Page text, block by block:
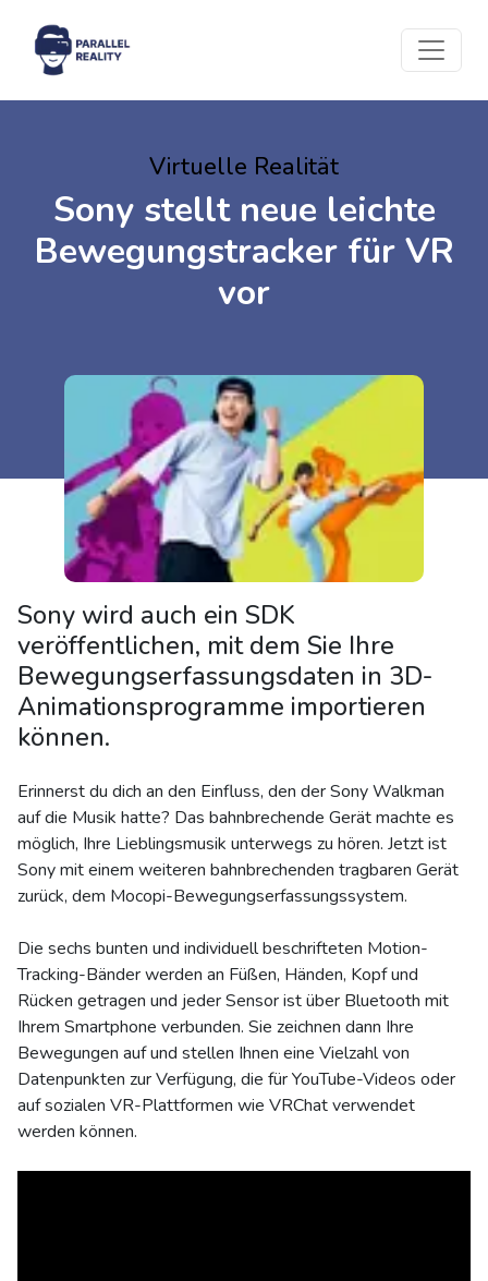
Virtuelle Realität
Sony stellt neue leichte
Bewegungstracker für VR
vor
Sony wird auch ein SDK
veröffentlichen, mit dem Sie Ihre
Bewegungserfassungsdaten in 3D-
Animationsprogramme importieren
können.
Erinnerst du dich an den Einfluss, den der Sony Walkman
auf die Musik hatte? Das bahnbrechende Gerät machte es
möglich, Ihre Lieblingsmusik unterwegs zu hören. Jetzt ist
Sony mit einem weiteren bahnbrechenden tragbaren Gerät
zurück, dem Mocopi-Bewegungserfassungssystem.
Die sechs bunten und individuell beschrifteten Motion-
Tracking-Bänder werden an Füßen, Händen, Kopf und
Rücken getragen und jeder Sensor ist über Bluetooth mit
Ihrem Smartphone verbunden. Sie zeichnen dann Ihre
Bewegungen auf und stellen Ihnen eine Vielzahl von
Datenpunkten zur Verfügung, die für YouTube-Videos oder
auf sozialen VR-Plattformen wie VRChat verwendet
werden können.